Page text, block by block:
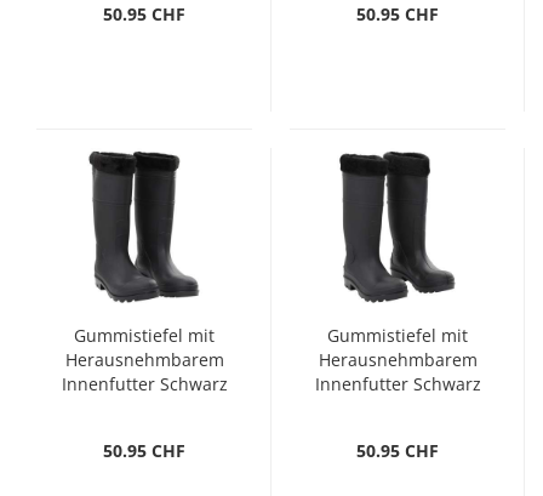
50.95 CHF
50.95 CHF
Gummistiefel mit
Herausnehmbarem
Innenfutter Schwarz
50.95 CHF
Gummistiefel mit
Herausnehmbarem
Innenfutter Schwarz
50.95 CHF